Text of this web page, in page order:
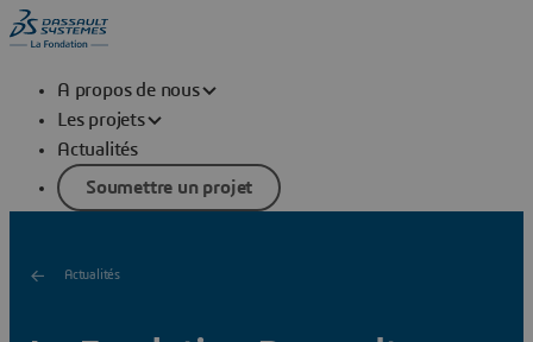
A propos de nous
Les projets
Actualités
Soumettre un projet
Actualités